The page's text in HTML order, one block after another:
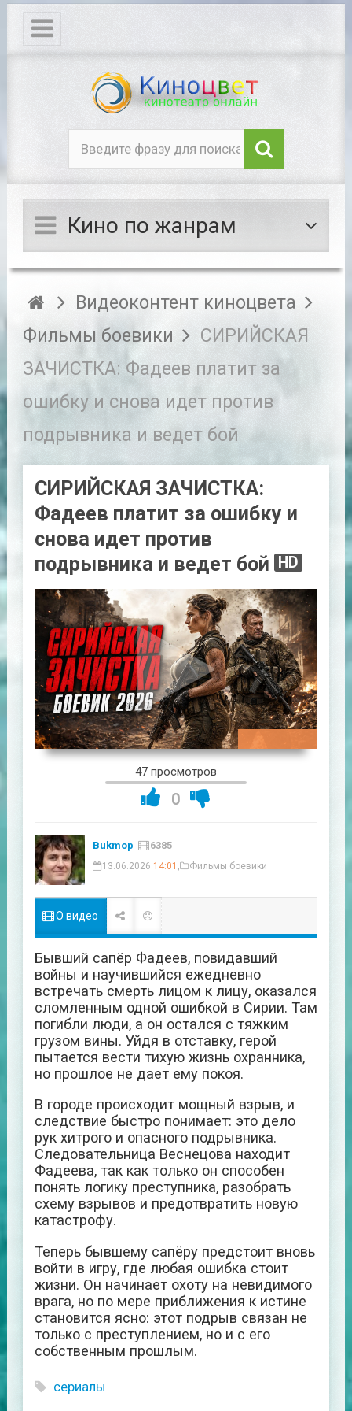
Кино по жанрам
Видеоконтент киноцвета
Фильмы боевики
СИРИЙСКАЯ
ЗАЧИСТКА: Фадеев платит за
ошибку и снова идет против
подрывника и ведет бой
СИРИЙСКАЯ ЗАЧИСТКА:
Фадеев платит за ошибку и
снова идет против
подрывника и ведет бой
HD
47 просмотров
0
Bukmop 6385
13.06.2026 14:01 Фильмы боевики
О видео
Бывший сапёр Фадеев, повидавший
войны и научившийся ежедневно
встречать смерть лицом к лицу, оказался
сломленным одной ошибкой в Сирии. Там
погибли люди, а он остался с тяжким
грузом вины. Уйдя в отставку, герой
пытается вести тихую жизнь охранника,
но прошлое не дает ему покоя.
В городе происходит мощный взрыв, и
следствие быстро понимает: это дело
рук хитрого и опасного подрывника.
Следовательница Веснецова находит
Фадеева, так как только он способен
понять логику преступника, разобрать
схему взрывов и предотвратить новую
катастрофу.
Теперь бывшему сапёру предстоит вновь
войти в игру, где любая ошибка стоит
жизни. Он начинает охоту на невидимого
врага, но по мере приближения к истине
становится ясно: этот подрыв связан не
только с преступлением, но и с его
собственным прошлым.
сериалы